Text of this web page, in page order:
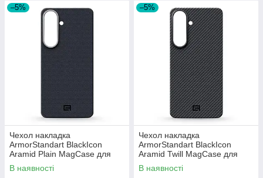
–5%
Чехол накладка
ArmorStandart BlackIcon
Aramid Plain MagCase для
Samsung S26 Plus Black
(ARM90165)
В наявності
–5%
Чехол накладка
ArmorStandart BlackIcon
Aramid Twill MagCase для
Samsung S26 Plus Black
(ARM90146)
В наявності